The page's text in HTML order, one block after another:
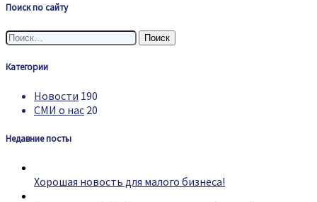
Поиск по сайту
Найти:
Категории
Новости 190
СМИ о нас 20
Недавние посты
Хорошая новость для малого бизнеса!